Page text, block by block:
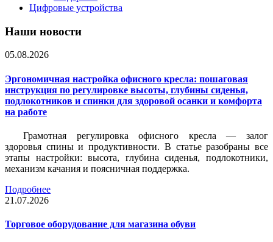
Цифровые устройства
Наши новости
05.08.2026
Эргономичная настройка офисного кресла: пошаговая
инструкция по регулировке высоты, глубины сиденья,
подлокотников и спинки для здоровой осанки и комфорта
на работе
Грамотная регулировка офисного кресла — залог
здоровья спины и продуктивности. В статье разобраны все
этапы настройки: высота, глубина сиденья, подлокотники,
механизм качания и поясничная поддержка.
Подробнее
21.07.2026
Торговое оборудование для магазина обуви